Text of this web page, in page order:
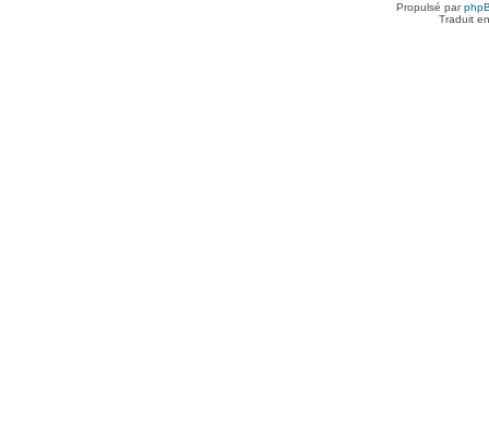
Propulsé par
Traduit